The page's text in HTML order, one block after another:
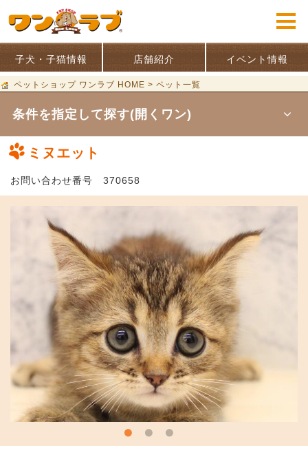
子犬・子猫情報 店舗紹介 イベント情報
ペットショップ ワンラブ HOME > ペット一覧
条件を指定して探す(開くワン)
ミヌエット
お問い合わせ番号 370658